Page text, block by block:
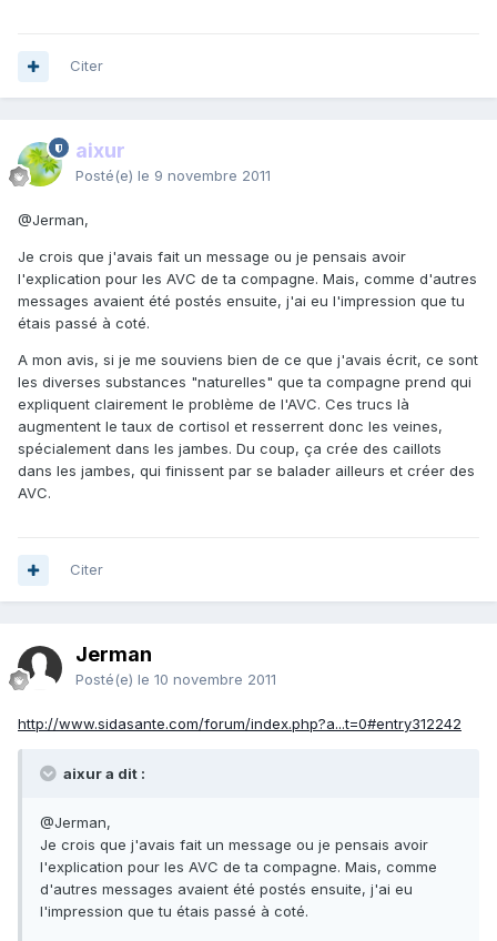
Citer
aixur
Posté(e) le 9 novembre 2011
@Jerman,
Je crois que j'avais fait un message ou je pensais avoir
l'explication pour les AVC de ta compagne. Mais, comme d'autres
messages avaient été postés ensuite, j'ai eu l'impression que tu
étais passé à coté.
A mon avis, si je me souviens bien de ce que j'avais écrit, ce sont
les diverses substances "naturelles" que ta compagne prend qui
expliquent clairement le problème de l'AVC. Ces trucs là
augmentent le taux de cortisol et resserrent donc les veines,
spécialement dans les jambes. Du coup, ça crée des caillots
dans les jambes, qui finissent par se balader ailleurs et créer des
AVC.
Citer
Jerman
Posté(e) le 10 novembre 2011
http://www.sidasante.com/forum/index.php?a...t=0#entry312242
aixur a dit :
@Jerman,
Je crois que j'avais fait un message ou je pensais avoir
l'explication pour les AVC de ta compagne. Mais, comme
d'autres messages avaient été postés ensuite, j'ai eu
l'impression que tu étais passé à coté.